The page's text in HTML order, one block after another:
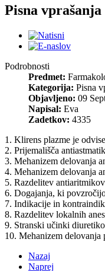
Pisna vprašanja
Podrobnosti
Predmet:
Kategorija: Pisna
Objavljeno: 09
Napisal: Eva
Zadetkov: 4335
1. Klirens plazme je
2. Prijemališča
3. Mehanizem delovanja
4. Mehanizem delovanja
5. Razdelitev
6. Dogajanja, ki
7. Indikacije in
8. Razdelitev lokalnih
9. Stranski učinki
10. Mehanizem
Nazaj
Naprej